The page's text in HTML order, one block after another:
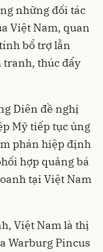
những đối tác
Việt Nam, quan
bổ trợ lẫn
tranh, thúc đẩy
Diên đề nghị
Mỹ tiếp tục ủng
phán hiệp định
hợp quảng bá
tại Việt Nam
Việt Nam là thị
Warburg Pincus